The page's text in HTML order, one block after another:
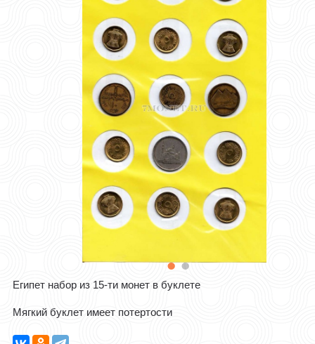
Египет набор из 15-ти монет в буклете
Мягкий буклет имеет потертости